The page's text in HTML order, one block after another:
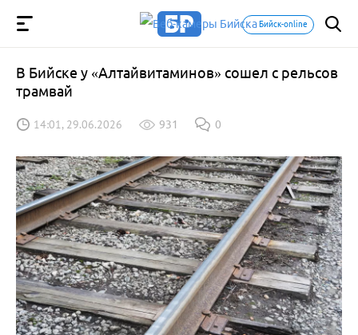
Бийск-online
В Бийске у «Алтайвитаминов» сошел с рельсов
трамвай
14:01, 29.06.2026 931 0